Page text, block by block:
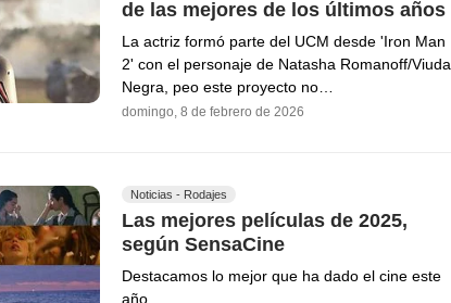
de las mejores de los últimos años
La actriz formó parte del UCM desde 'Iron Man
2' con el personaje de Natasha Romanoff/Viuda
Negra, peo este proyecto no…
domingo, 8 de febrero de 2026
Noticias - Rodajes
Las mejores películas de 2025,
según SensaCine
Destacamos lo mejor que ha dado el cine este
año